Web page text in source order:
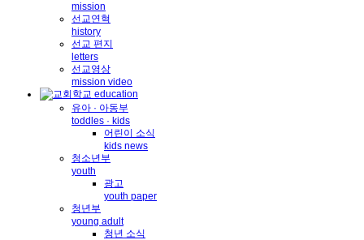
mission
선교연혁
history
선교 편지
letters
선교영상
mission video
유아 · 아동부
toddles · kids
어린이 소식
kids news
청소년부
youth
광고
youth paper
청년부
young adult
청년 소식